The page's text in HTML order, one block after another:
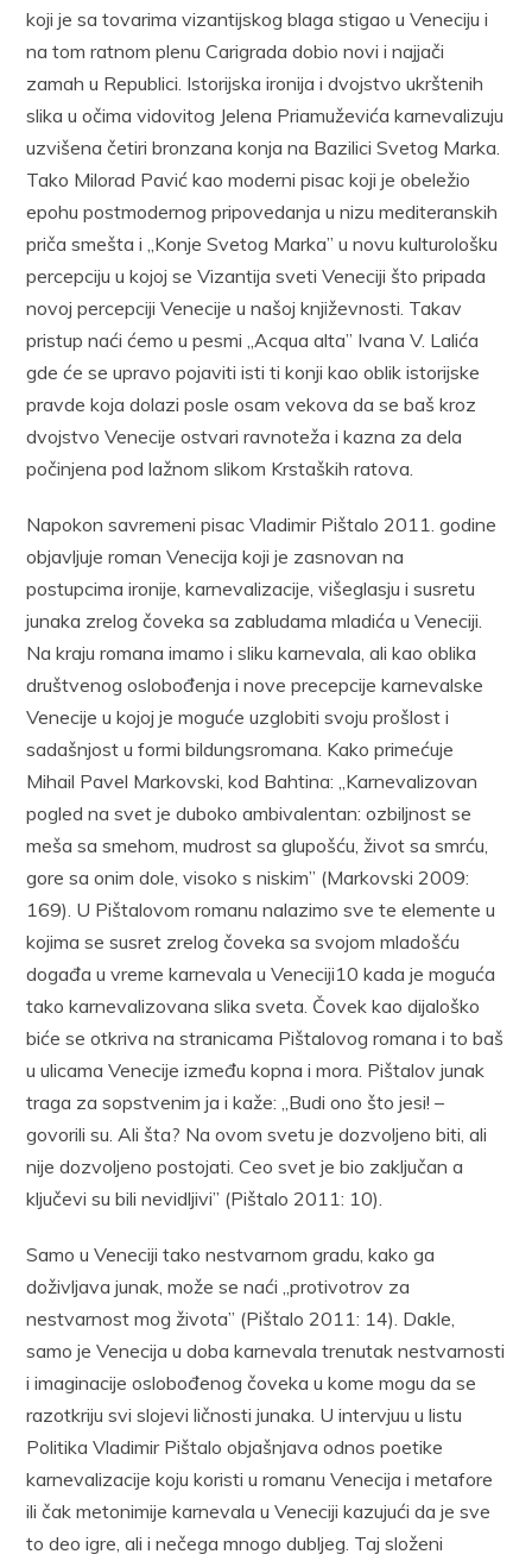
koji je sa tovarima vizantijskog blaga stigao u Veneciju i
na tom ratnom plenu Carigrada dobio novi i najjači
zamah u Republici. Istorijska ironija i dvojstvo ukrštenih
slika u očima vidovitog Jelena Priamuževića karnevalizuju
uzvišena četiri bronzana konja na Bazilici Svetog Marka.
Tako Milorad Pavić kao moderni pisac koji je obeležio
epohu postmodernog pripovedanja u nizu mediteranskih
priča smešta i „Konje Svetog Marka” u novu kultu­rološku
percepciju u kojoj se Vizantija sveti Veneciji što pripada
no­voj percepciji Venecije u našoj književnosti. Takav
pristup naći ćemo u pesmi „Acqua alta” Ivana V. Lalića
gde će se upravo pojaviti isti ti konji kao oblik istorijske
pravde koja dolazi posle osam vekova da se baš kroz
dvojstvo Venecije ostvari ravnoteža i kazna za dela
počinjena pod lažnom slikom Krstaških ratova.
Napokon savremeni pisac Vladimir Pištalo 2011. godine
obja­vljuje roman Venecija koji je zasnovan na
postupcima ironije, karneva­lizacije, višeglasju i susretu
junaka zrelog čoveka sa zabludama mla­dića u Veneciji.
Na kraju romana imamo i sliku karnevala, ali kao ob­lika
društvenog oslobođenja i nove precepcije karnevalske
Venecije u kojoj je moguće uzglobiti svoju prošlost i
sadašnjost u formi bildung­sromana. Kako primećuje
Mihail Pavel Markovski, kod Bahtina: „Kar­nevalizovan
pogled na svet je duboko ambivalentan: ozbiljnost se
meša sa smehom, mudrost sa glupošću, život sa smrću,
gore sa onim dole, viso­ko s niskim” (Markovski 2009:
169). U Pištalovom romanu nalazimo sve te elemente u
kojima se susret zrelog čoveka sa svojom mladošću
događa u vreme karnevala u Veneciji10 kada je moguća
tako karnevalizovana sli­ka sveta. Čovek kao dijaloško
biće se otkriva na stranicama Pištalovog romana i to baš
u ulicama Venecije između kopna i mora. Pištalov junak
traga za sopstvenim ja i kaže: „Budi ono što jesi! –
govorili su. Ali šta? Na ovom svetu je dozvoljeno biti, ali
nije dozvoljeno postoja­ti. Ceo svet je bio zaključan a
ključevi su bili nevidljivi” (Pištalo 2011: 10).
Samo u Veneciji tako nestvarnom gradu, kako ga
doživljava junak, može se naći „protivotrov za
nestvarnost mog života” (Pištalo 2011: 14). Dakle,
samo je Venecija u doba karnevala trenutak nestvarnosti
i imaginacije oslobođenog čoveka u kome mogu da se
razotkriju svi sloje­vi ličnosti junaka. U intervjuu u listu
Politika Vladimir Pištalo objašnjava odnos poetike
karnevalizacije koju koristi u romanu Vene­cija i metafore
ili čak metonimije karnevala u Veneciji kazujući da je sve
to deo igre, ali i nečega mnogo dubljeg. Taj složeni